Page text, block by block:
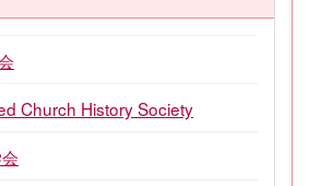
Church History Society